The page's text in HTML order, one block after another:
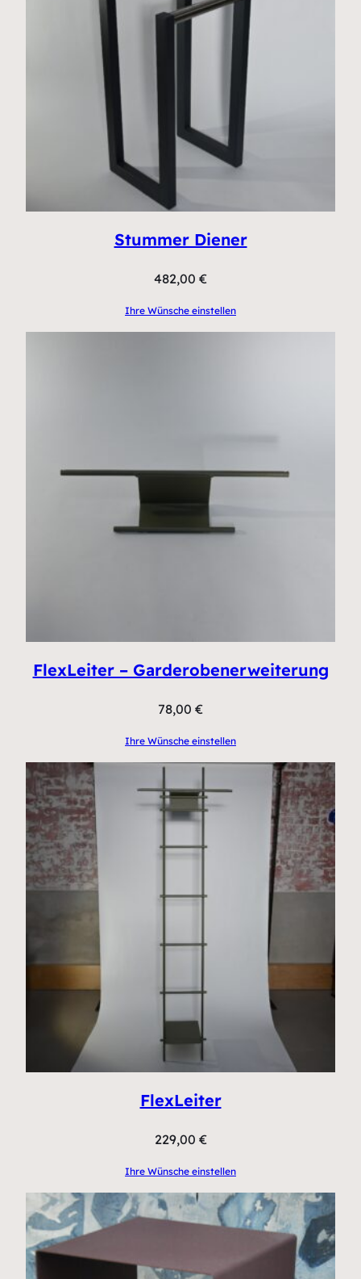
Stummer Diener
482,00 €
Ihre Wünsche einstellen
FlexLeiter – Garderobenerweiterung
78,00 €
Ihre Wünsche einstellen
FlexLeiter
229,00 €
Ihre Wünsche einstellen